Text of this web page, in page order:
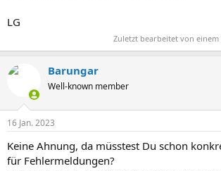
LG
Zuletzt bearbeitet von
Barungar
Well-known member
16 Jan. 2023
Keine Ahnung, da müsstest Du schon
für Fehlermeldungen?